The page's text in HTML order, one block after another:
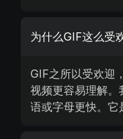
为什么GIF这么受
GIF之所以受欢迎
视频更容易理解
语或字母更快。它